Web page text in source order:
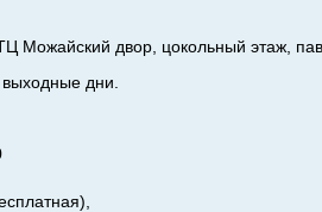
Можайский двор, цокольный этаж,
дни.